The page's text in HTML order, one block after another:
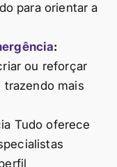
para orientar a
:
ou reforçar
mais
Tudo oferece